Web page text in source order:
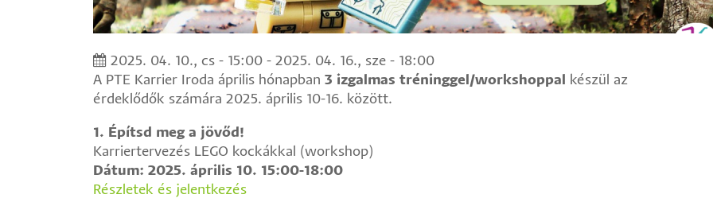
2025. 04. 10., cs - 15:00 - 2025. 04. 16., sze - 18:00
A PTE Karrier Iroda április hónapban 3 izgalmas tréninggel/workshoppal
készül az
érdeklődők számára 2025. április 10-16. között.
1. Építsd meg a jövőd!
Karriertervezés LEGO kockákkal (workshop)
Dátum: 2025. április 10. 15:00-18:00
Részletek és jelentkezés